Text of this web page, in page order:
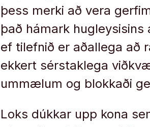
þess merki að vera
það hámark
ef tilefnið er aðallega að
ekkert sérstaklega
ummælum og blokkaði
Loks dúkkar upp kona